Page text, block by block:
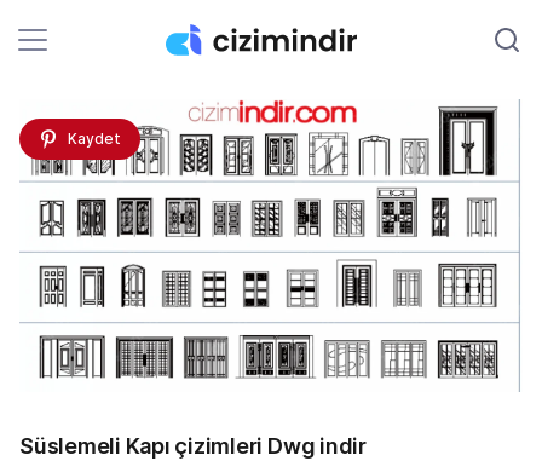
Kaydet
Süslemeli Kapı çizimleri Dwg indir